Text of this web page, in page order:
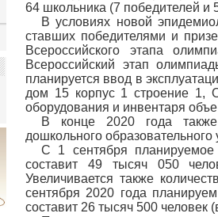
64 школьника (7 победителей и
В условиях новой
ставших победителями и
Всероссийского этапа
Всероссийский этап
планируется ввод в
дом 15 корпус 1 строение 1,
оборудования и инвентаря
В конце 2020 года также
дошкольного
С 1 сентября планируемое
составит 49 тысяч 050
Увеличивается также
сентября 2020 года
составит 26 тысяч 500